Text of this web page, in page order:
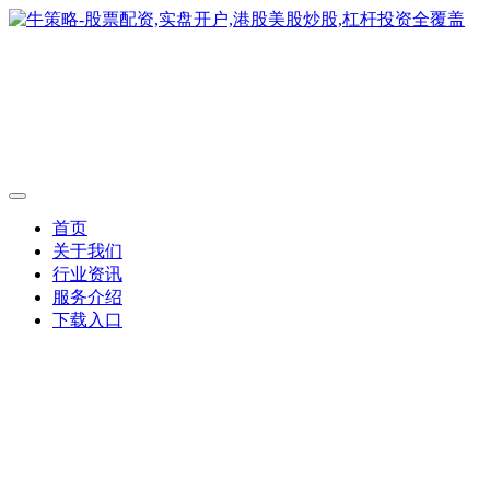
首页
关于我们
行业资讯
服务介绍
下载入口